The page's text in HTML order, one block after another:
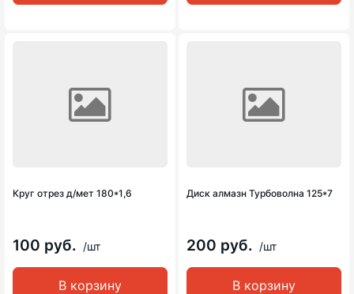
Круг отрез д/мет 180*1,6
100 руб. /шт
В корзину
Диск алмазн Турбоволна 125*7
200 руб. /шт
В корзину